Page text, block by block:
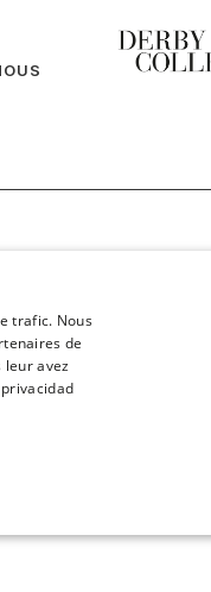
trafic. Nous
de
leur avez
NON